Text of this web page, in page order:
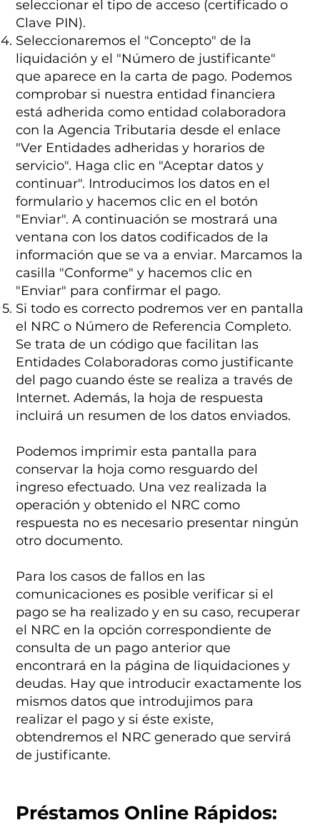
seleccionar el tipo de acceso (certificado o
Clave PIN).
Seleccionaremos el "Concepto" de la
liquidación y el "Número de justificante"
que aparece en la carta de pago. Podemos
comprobar si nuestra entidad financiera
está adherida como entidad colaboradora
con la Agencia Tributaria desde el enlace
"Ver Entidades adheridas y horarios de
servicio". Haga clic en "Aceptar datos y
continuar". Introducimos los datos en el
formulario y hacemos clic en el botón
"Enviar". A continuación se mostrará una
ventana con los datos codificados de la
información que se va a enviar. Marcamos la
casilla "Conforme" y hacemos clic en
"Enviar" para confirmar el pago.
Si todo es correcto podremos ver en pantalla
el NRC o Número de Referencia Completo.
Se trata de un código que facilitan las
Entidades Colaboradoras como justificante
del pago cuando éste se realiza a través de
Internet. Además, la hoja de respuesta
incluirá un resumen de los datos enviados.
Podemos imprimir esta pantalla para
conservar la hoja como resguardo del
ingreso efectuado. Una vez realizada la
operación y obtenido el NRC como
respuesta no es necesario presentar ningún
otro documento.
Para los casos de fallos en las
comunicaciones es posible verificar si el
pago se ha realizado y en su caso, recuperar
el NRC en la opción correspondiente de
consulta de un pago anterior que
encontrará en la página de liquidaciones y
deudas. Hay que introducir exactamente los
mismos datos que introdujimos para
realizar el pago y si éste existe,
obtendremos el NRC generado que servirá
de justificante.
Préstamos Online Rápidos: